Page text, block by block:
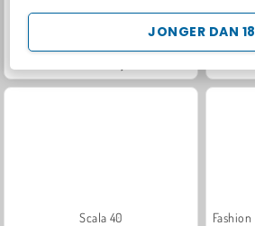
JONGER DAN 18
Scala 40